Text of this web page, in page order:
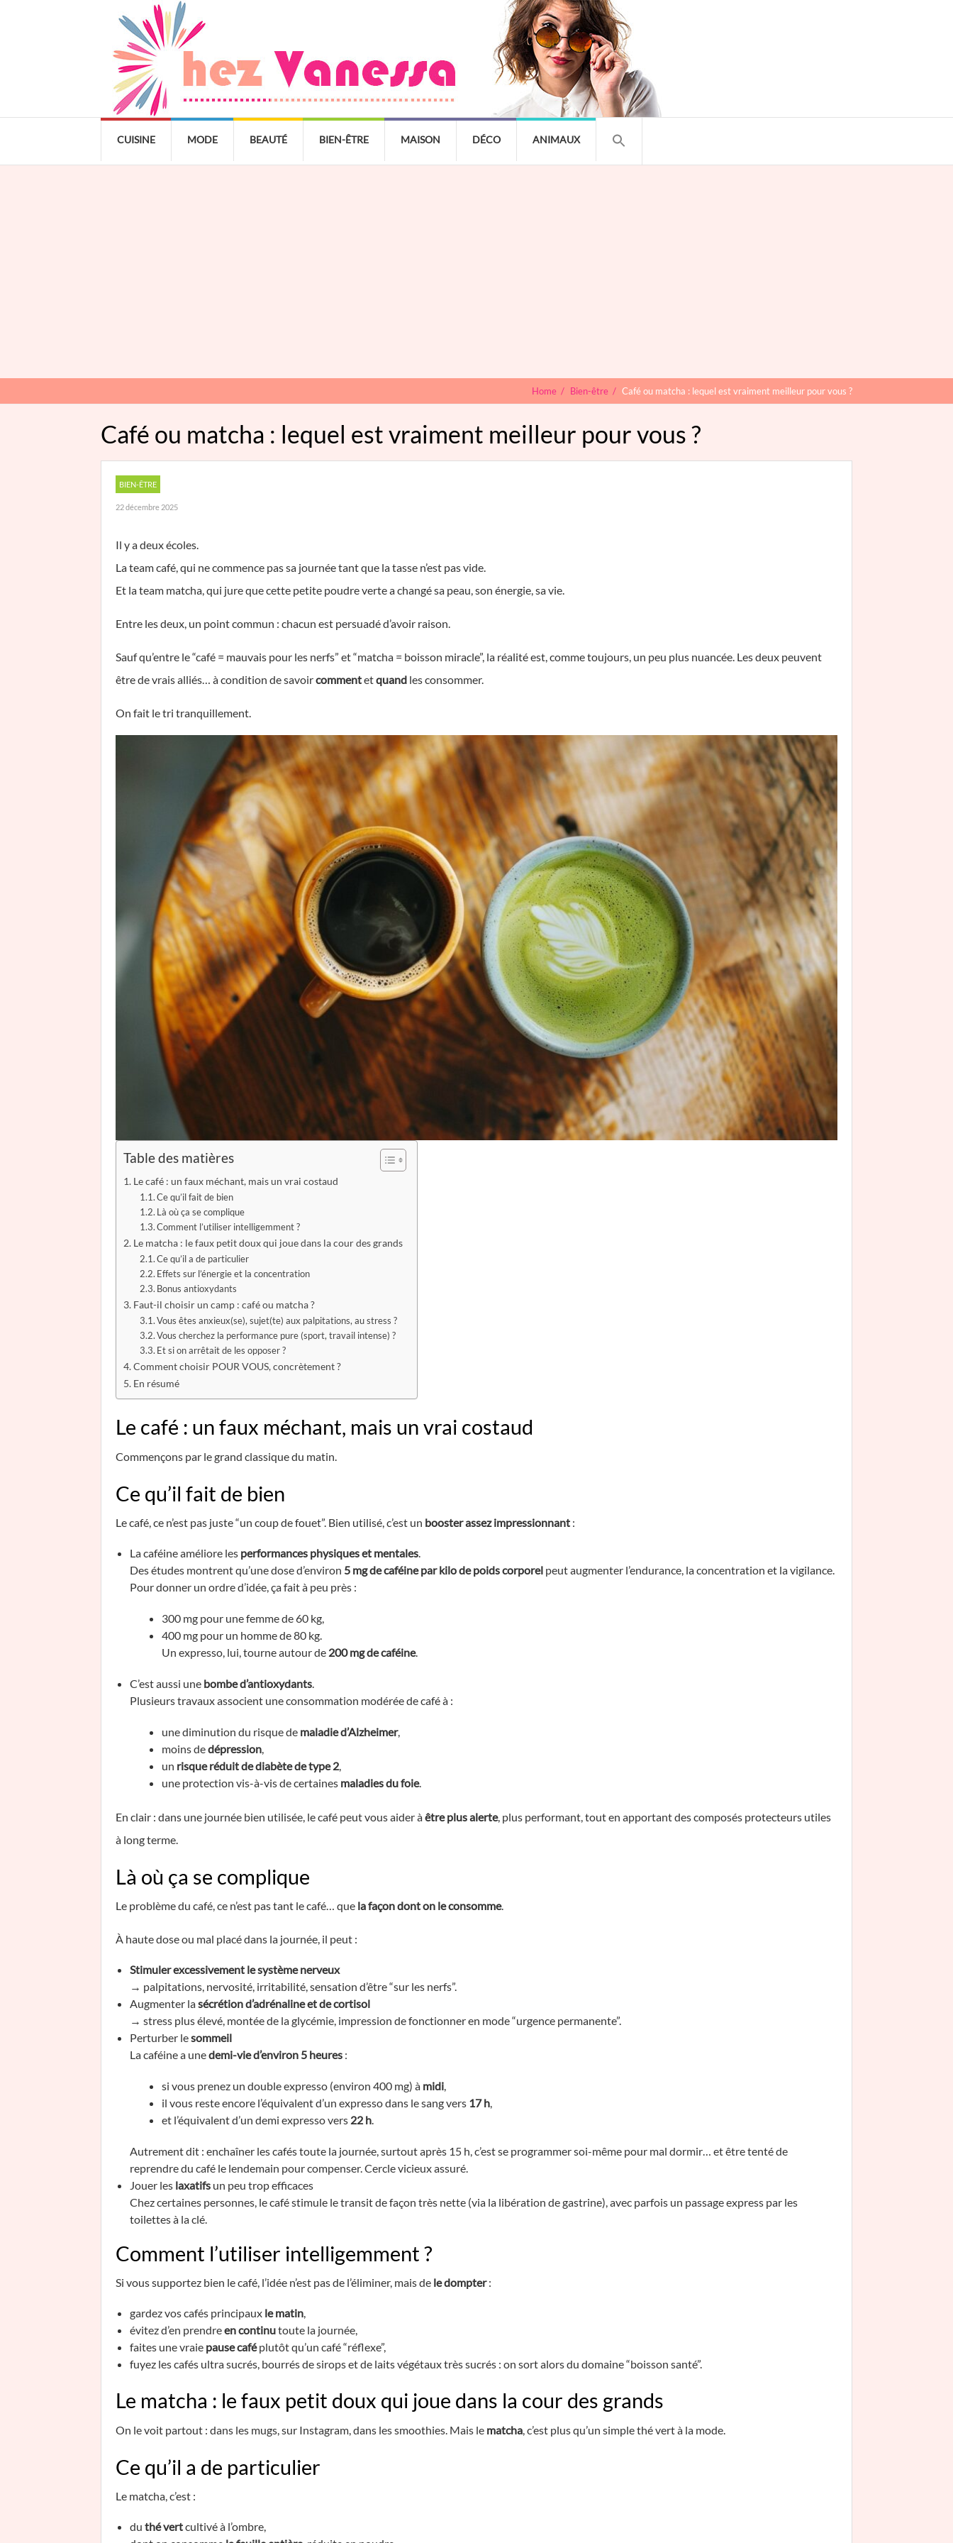
CUISINE MODE BEAUTÉ BIEN-ÊTRE MAISON DÉCO ANIMAUX
Home / Bien-être / Café ou matcha : lequel est vraiment meilleur pour vous ?
Café ou matcha : lequel est vraiment meilleur pour vous ?
BIEN-ÊTRE
22 décembre 2025
Il y a deux écoles.
La team café, qui ne commence pas sa journée tant que la tasse n’est pas vide.
Et la team matcha, qui jure que cette petite poudre verte a changé sa peau, son énergie, sa vie.
Entre les deux, un point commun : chacun est persuadé d’avoir raison.
Sauf qu’entre le “café = mauvais pour les nerfs” et “matcha = boisson miracle”, la réalité est, comme toujours, un peu plus nuancée. Les deux peuvent
être de vrais alliés… à condition de savoircommentetquand les consommer.
On fait le tri tranquillement.
Table des matières
Le café : un faux méchant, mais un vrai costaud
Ce qu’il fait de bien
Là où ça se complique
Comment l’utiliser intelligemment ?
Le matcha : le faux petit doux qui joue dans la cour des grands
Ce qu’il a de particulier
Effets sur l’énergie et la concentration
Bonus antioxydants
Faut-il choisir un camp : café ou matcha ?
Vous êtes anxieux(se), sujet(te) aux palpitations, au stress ?
Vous cherchez la performance pure (sport, travail intense) ?
Et si on arrêtait de les opposer ?
Comment choisir POUR VOUS, concrètement ?
En résumé
Le café : un faux méchant, mais un vrai costaud
Commençons par le grand classique du matin.
Ce qu’il fait de bien
Le café, ce n’est pas juste “un coup de fouet”. Bien utilisé, c’est un booster assez impressionnant :
La caféine améliore les performances physiques et mentales
Des études montrent qu’une dose d’environ 5 mg de caféine par kilo de poids corporel peut augmenter l’endurance, la concentration et la vigilance.
Pour donner un ordre d’idée, ça fait à peu près :
300 mg pour une femme de 60 kg,
400 mg pour un homme de 80 kg.
Un expresso, lui, tourne autour de 200 mg de caféine.
C’est aussi une bombe d’antioxydants
Plusieurs travaux associent une consommation modérée de café à :
une diminution du risque de maladie d’Alzheimer,
moins dedépression
un risque réduit de diabète de type 2
une protection vis-à-vis de certaines maladies du foie.
En clair : dans une journée bien utilisée, le café peut vous aider àêtre plus alerte, plus performant, tout en apportant des composés protecteurs utiles
à long terme.
Là où ça se complique
Le problème du café, ce n’est pas tant le café… que la façon dont on le consomme.
À haute dose ou mal placé dans la journée, il peut :
Stimuler excessivement le système nerveux
→ palpitations, nervosité, irritabilité, sensation d’être “sur les nerfs”.
Augmenter lasécrétion d’adrénaline et de cortisol
→ stress plus élevé, montée de la glycémie, impression de fonctionner en mode “urgence permanente”.
Perturber lesommeil
La caféine a unedemi-vie d’environ 5 heures :
si vous prenez un double expresso (environ 400 mg) à midi
il vous reste encore l’équivalent d’un expresso dans le sang vers 17 h
et l’équivalent d’un demi expresso vers 22 h
Autrement dit : enchaîner les cafés toute la journée, surtout après 15 h, c’est se programmer soi-même pour mal dormir… et être tenté de
reprendre du café le lendemain pour compenser. Cercle vicieux assuré.
Jouer les laxatifs un peu trop efficaces
Chez certaines personnes, le café stimule le transit de façon très nette (via la libération de gastrine), avec parfois un passage express par les
toilettes à la clé.
Comment l’utiliser intelligemment ?
Si vous supportez bien le café, l’idée n’est pas de l’éliminer, mais de le dompter:
gardez vos cafés principaux le matin
évitez d’en prendreen continutoute la journée,
faites une vraie pause caféplutôt qu’un café “réflexe”,
fuyez les cafés ultra sucrés, bourrés de sirops et de laits végétaux très sucrés : on sort alors du domaine “boisson santé”.
Le matcha : le faux petit doux qui joue dans la cour des grands
On le voit partout : dans les mugs, sur Instagram, dans les smoothies. Mais le matcha , c’est plus qu’un simple thé vert à la mode.
Ce qu’il a de particulier
Le matcha, c’est :
du thé vertcultivé à l’ombre,